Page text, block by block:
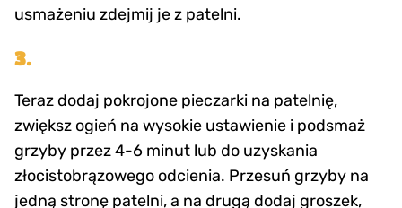
usmażeniu zdejmij je z patelni.
3.
Teraz dodaj pokrojone pieczarki na patelnię,
zwiększ ogień na wysokie ustawienie i podsmaż
grzyby przez 4-6 minut lub do uzyskania
złocistobrązowego odcienia. Przesuń grzyby na
jedną stronę patelni, a na drugą dodaj groszek,